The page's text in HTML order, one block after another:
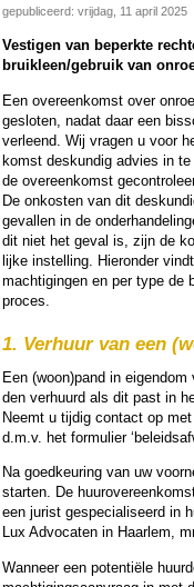
gepubliceerd: vrijdag, 11 april 2025
Vestigen van beperkte
bruikleen/gebruik van
Een over­een­komst over
ge­slo­ten, nadat daar een
verleend. Wij vragen u voor
komst des­kun­dig advies in
de over­een­komst
De onkosten van dit
gevallen in de
dit niet het geval is, zijn de
lijke in­stel­ling. Hier­on­der
machti­gingen en per type de
pro­ces.
1. Verhuur van een
Een (woon)pand in
den verhuurd als dit past in
Neemt u tij­dig contact op
d.m.v. het formulier
Na goed­keu­ring van uw
starten. De
een jurist ge­spe­cia­li­seerd in
Lux Advocaten in Haar­lem,
Wanneer een po­ten­tiële